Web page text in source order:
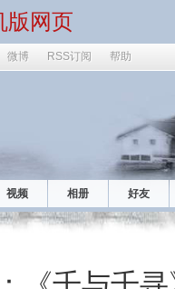
版网页
微博 RSS订阅 帮助
视频 相册 好友